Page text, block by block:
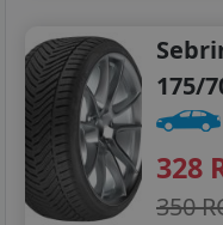
175/
328
350